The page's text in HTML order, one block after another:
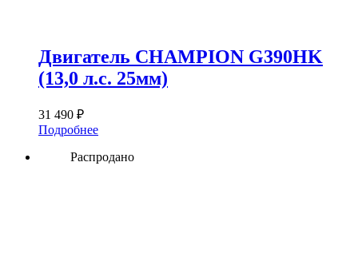
Двигатель CHAMPION G390HK
(13,0 л.с. 25мм)
31 490 ₽
Подробнее
Распродано